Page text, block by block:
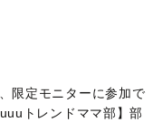
限定モニターに参加で
トレンドママ部】部